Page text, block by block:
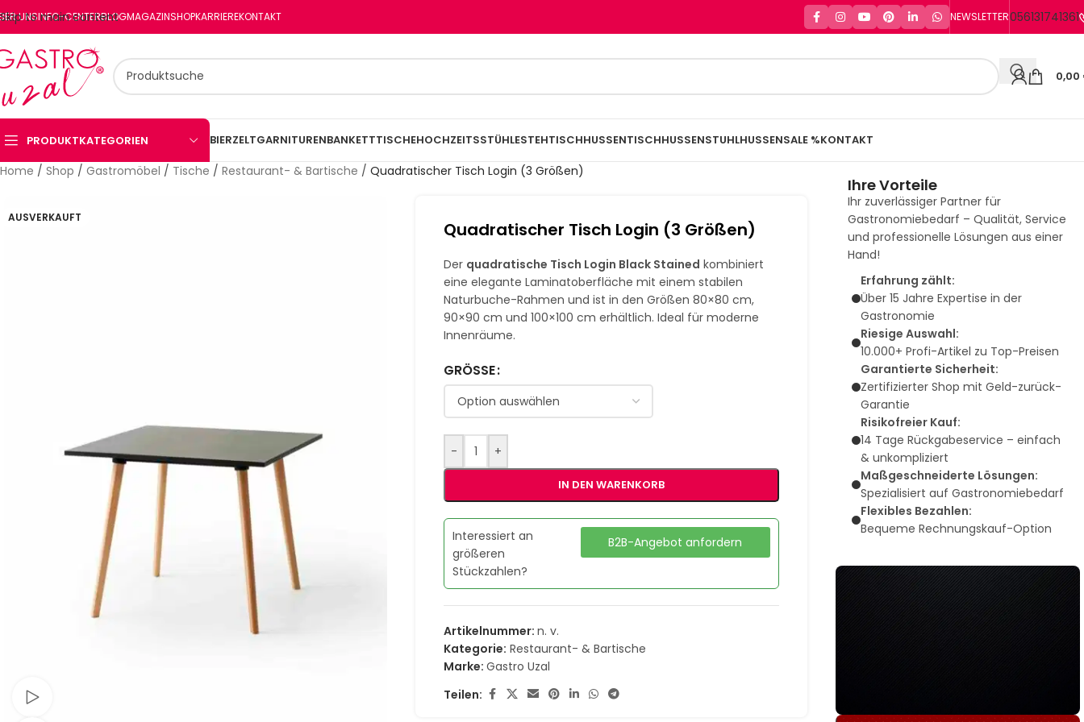
Skip to main content
UNSINFO-CENTERBLOGMAGAZINSHOPKARRIEREKONTAKT NEWSLETTER056131741361
0,00
PRODUKTKATEGORIEN BIERZELTGARNITURENBANKETTTISCHEHOCHZEITSSTÜHLESTEHTISCHHUSSENTISCHHUSSENSTUHLHUSSENSALE %KONTAKT
Home / Shop / Gastromöbel / Tische / Restaurant- & Bartische / Quadratischer Tisch Login (3 Größen)
AUSVERKAUFT
Quadratischer Tisch Login (3 Größen)
Der quadratische Tisch Login Black Stained kombiniert
eine elegante Laminatoberfläche mit einem stabilen
Naturbuche-Rahmen und ist in den Größen 80×80 cm,
90×90 cm und 100×100 cm erhältlich. Ideal für moderne
Innenräume.
GRÖSSE
- +
IN DEN WARENKORB
Interessiert an
größeren
Stückzahlen?
B2B-Angebot anfordern
Artikelnummer:n. v.
Kategorie: Restaurant- & Bartische
Marke:Gastro Uzal
Teilen:
Ihre Vorteile
Ihr zuverlässiger Partner für
Gastronomiebedarf – Qualität, Service
und professionelle Lösungen aus einer
Hand!
Erfahrung zählt:
Über 15 Jahre Expertise in der
Gastronomie
Riesige Auswahl:
10.000+ Profi-Artikel zu Top-Preisen
Garantierte Sicherheit:
Zertifizierter Shop mit Geld-zurück-
Garantie
Risikofreier Kauf:
14 Tage Rückgabeservice – einfach
& unkompliziert
Maßgeschneiderte Lösungen:
Spezialisiert auf Gastronomiebedarf
Flexibles Bezahlen:
Bequeme Rechnungskauf-Option